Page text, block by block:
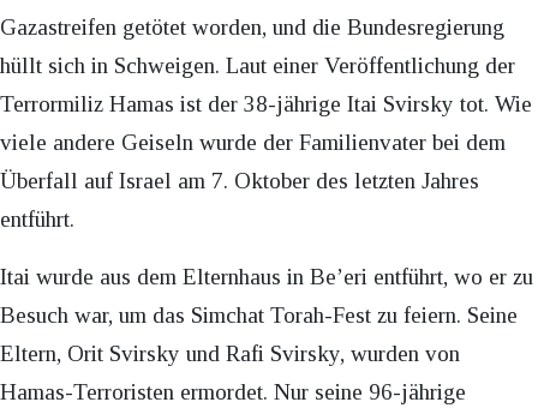
Gazastreifen getötet worden, und die Bundesregierung
hüllt sich in Schweigen. Laut einer Veröffentlichung der
Terrormiliz Hamas ist der 38-jährige Itai Svirsky tot. Wie
viele andere Geiseln wurde der Familienvater bei dem
Überfall auf Israel am 7. Oktober des letzten Jahres
entführt.
Itai wurde aus dem Elternhaus in Be’eri entführt, wo er zu
Besuch war, um das Simchat Torah-Fest zu feiern. Seine
Eltern, Orit Svirsky und Rafi Svirsky, wurden von
Hamas-Terroristen ermordet. Nur seine 96-jährige